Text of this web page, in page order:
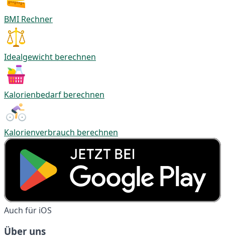
BMI Rechner
Idealgewicht berechnen
Kalorienbedarf berechnen
Kalorienverbrauch berechnen
Auch für iOS
Über uns